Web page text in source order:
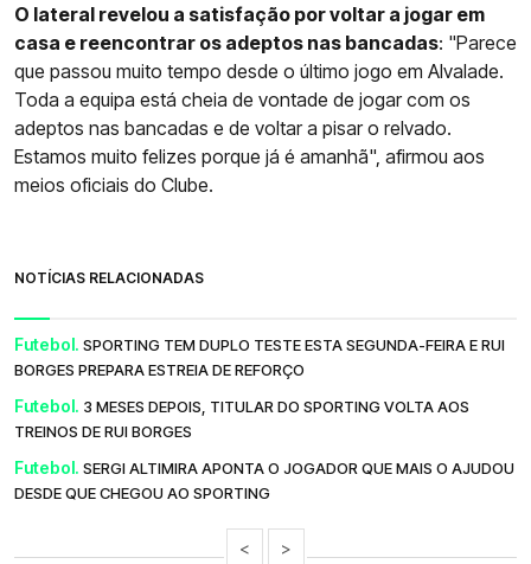
O lateral revelou a satisfação por voltar a jogar em
casa e reencontrar os adeptos nas bancadas: "Parece
que passou muito tempo desde o último jogo em Alvalade.
Toda a equipa está cheia de vontade de jogar com os
adeptos nas bancadas e de voltar a pisar o relvado.
Estamos muito felizes porque já é amanhã", afirmou aos
meios oficiais do Clube.
NOTÍCIAS RELACIONADAS
Futebol. SPORTING TEM DUPLO TESTE ESTA SEGUNDA-FEIRA E RUI
BORGES PREPARA ESTREIA DE REFORÇO
Futebol. 3 MESES DEPOIS, TITULAR DO SPORTING VOLTA AOS
TREINOS DE RUI BORGES
Futebol. SERGI ALTIMIRA APONTA O JOGADOR QUE MAIS O AJUDOU
DESDE QUE CHEGOU AO SPORTING
< >